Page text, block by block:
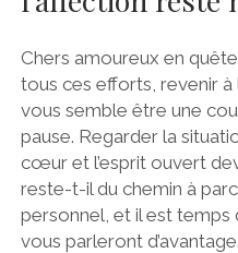
Chers amoureux en
tous ces efforts, revenir
vous semble être une
pause. Regarder la
cœur et l’esprit ouvert
reste-t-il du chemin à
personnel, et il est temps
vous parleront d’avantage.